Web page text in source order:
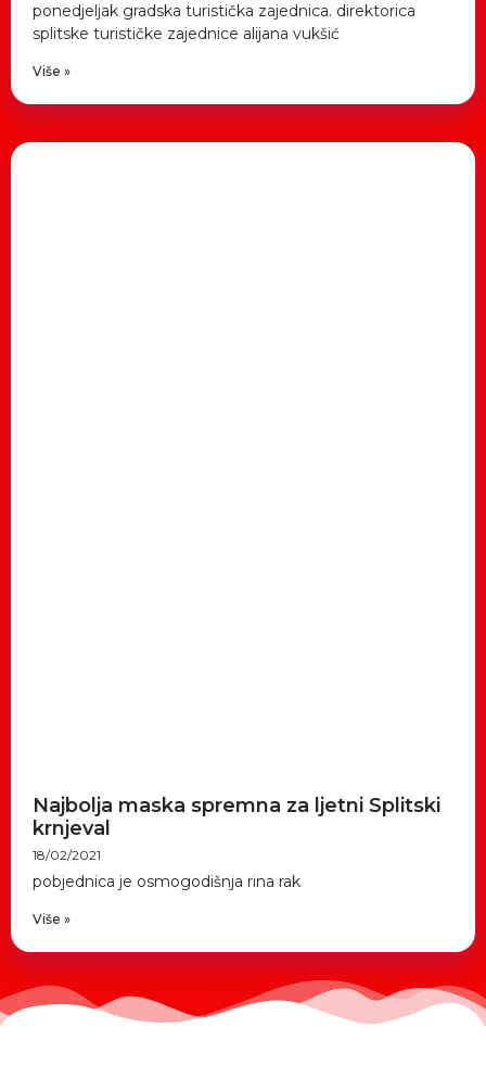
ponedjeljak gradska turistička zajednica. direktorica
splitske turističke zajednice alijana vukšić
Više »
Najbolja maska spremna za ljetni Splitski
krnjeval
18/02/2021
pobjednica je osmogodišnja rina rak
Više »